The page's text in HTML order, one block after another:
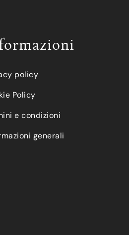
policy
Policy
e condizioni
generali